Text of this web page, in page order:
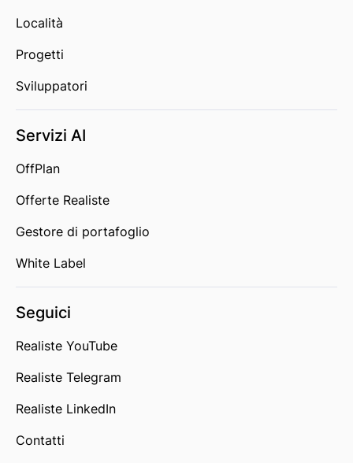
Località
Progetti
Sviluppatori
Servizi AI
OffPlan
Offerte Realiste
Gestore di portafoglio
White Label
Seguici
Realiste YouTube
Realiste Telegram
Realiste LinkedIn
Contatti